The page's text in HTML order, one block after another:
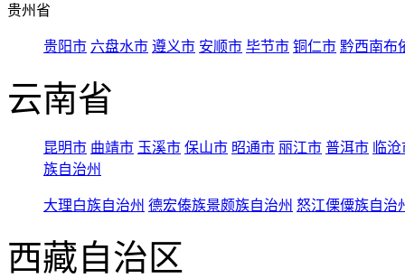
贵州省
贵阳市 六盘水市 遵义市 安顺市 毕节市 铜仁市 黔西南布
云南省
昆明市 曲靖市 玉溪市 保山市 昭通市 丽江市 普洱市 临
族自治州
大理白族自治州 德宏傣族景颇族自治州 怒江傈僳族自治
西藏自治区